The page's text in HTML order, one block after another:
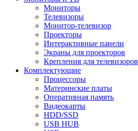
Мониторы
Телевизоры
Монитор-телевизор
Проекторы
Интерактивные панели
Экраны для проекторов
Крепления для телевизоров
Комплектующие
Процессоры
Материнские платы
Оперативная память
Видеокарты
HDD/SSD
USB HUB